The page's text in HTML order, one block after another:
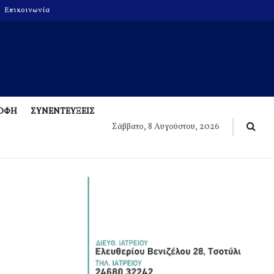
Επικοινωνία
ΣΥΝΕΝΤΕΥΞΕΙΣ
Σάββατο, 8 Αυγούστου, 2026